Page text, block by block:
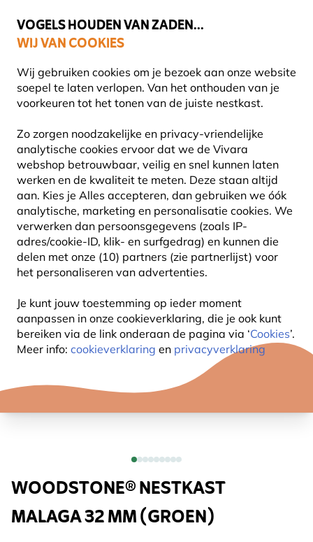
VOGELS HOUDEN VAN ZADEN...
WIJ VAN COOKIES
Wij gebruiken cookies om je bezoek aan onze website
soepel te laten verlopen. Van het onthouden van je
voorkeuren tot het tonen van de juiste nestkast.
Zo zorgen noodzakelijke en privacy-vriendelijke
analytische cookies ervoor dat we de Vivara
webshop betrouwbaar, veilig en snel kunnen laten
werken en de kwaliteit te meten. Deze staan altijd
aan. Kies je Alles accepteren, dan gebruiken we óók
analytische, marketing en personalisatie cookies. We
verwerken dan persoonsgegevens (zoals IP-
adres/cookie-ID, klik- en surfgedrag) en kunnen die
delen met onze (10) partners (zie partnerlijst) voor
het personaliseren van advertenties.
Je kunt jouw toestemming op ieder moment
aanpassen in onze cookieverklaring, die je ook kunt
bereiken via de link onderaan de pagina via ‘Cookies’.
Meer info: cookieverklaring en privacyverklaring
Gratis thuisbezorgd vanaf €49
WOODSTONE® NESTKAST
MALAGA 32 MM (GROEN)